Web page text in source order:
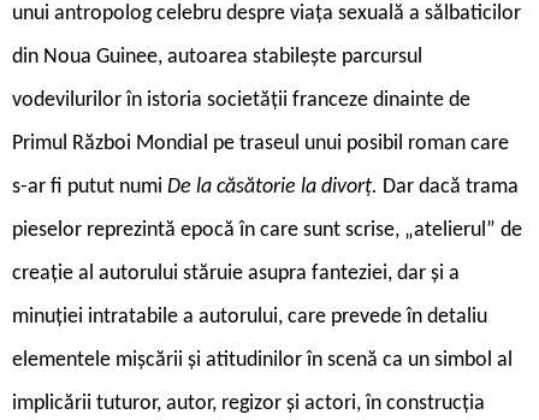
unui antropolog celebru despre viața sexuală a sălbaticilor
din Noua Guinee, autoarea stabilește parcursul
vodevilurilor în istoria societății franceze dinainte de
Primul Război Mondial pe traseul unui posibil roman care
s-ar fi putut numi De la căsătorie la divorț. Dar dacă trama
pieselor reprezintă epocă în care sunt scrise, „atelierul” de
creație al autorului stăruie asupra fanteziei, dar și a
minuției intratabile a autorului, care prevede în detaliu
elementele mișcării și atitudinilor în scenă ca un simbol al
implicării tuturor, autor, regizor și actori, în construcția